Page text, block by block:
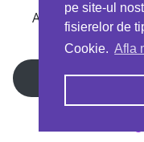
pe site-ul
fisierelor de
Cookie. Afla
Copyright © 2026 EAT &
Ai 40%reducere